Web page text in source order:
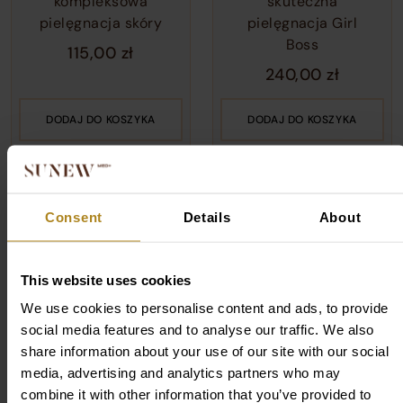
Consent Details About
This website uses cookies
We use cookies to personalise content and ads, to provide
social media features and to analyse our traffic. We also
share information about your use of our site with our social
media, advertising and analytics partners who may
combine it with other information that you’ve provided to
pielęgnacja skóry
115,00 zł
DODAJ DO KOSZYKA
pielęgnacja Girl
Boss
240,00 zł
DODAJ DO KOSZYKA
Night Repair Trio –
zestaw
regenerujących
nocnych płatków
Collagen Eye Set –
zestaw
kolagenowych
płatków pod oczy